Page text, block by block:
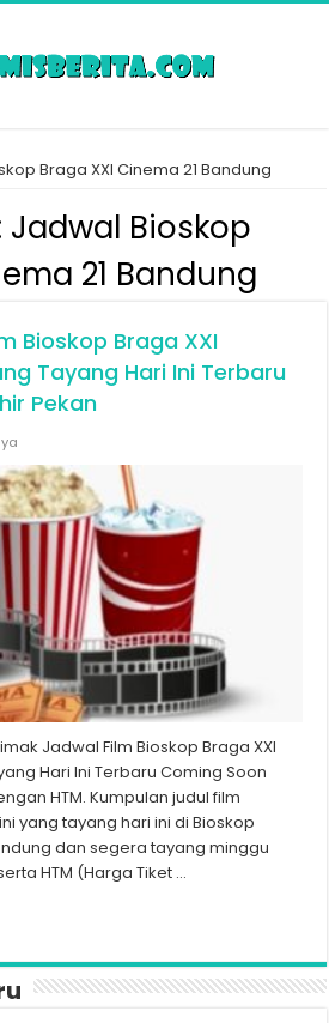
Braga XXI Cinema 21 Bandung
Jadwal Bioskop
21 Bandung
Bioskop Braga XXI
Tayang Hari Ini Terbaru
Pekan
Jadwal Film Bioskop Braga XXI
Hari Ini Terbaru Coming Soon
HTM. Kumpulan judul film
yang tayang hari ini di Bioskop
dan segera tayang minggu
HTM (Harga Tiket …